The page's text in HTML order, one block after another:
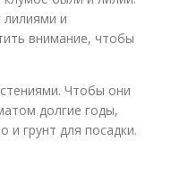
лилиями и
внимание, чтобы
Чтобы они
долгие годы,
и грунт для посадки.